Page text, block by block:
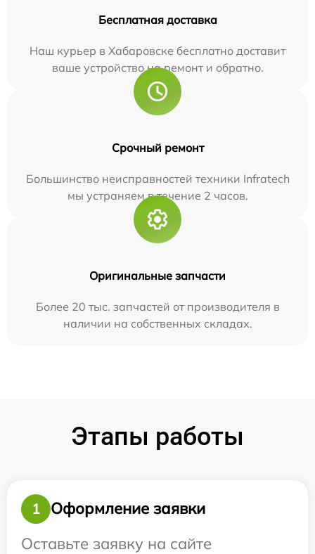
Бесплатная доставка
Наш курьер в Хабаровске бесплатно доставит
ваше устройство на ремонт и обратно.
Срочный ремонт
Большинство неисправностей техники Infratech
мы устраняем в течение 2 часов.
Оригинальные запчасти
Более 20 тыс. запчастей от производителя в
наличии на собственных складах.
Этапы работы
1
Оформление заявки
Оставьте заявку на сайте